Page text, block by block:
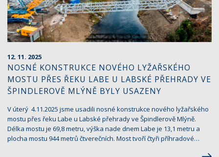
12. 11. 2025
NOSNÉ KONSTRUKCE NOVÉHO LYŽAŘSKÉHO
MOSTU PŘES ŘEKU LABE U LABSKÉ PŘEHRADY VE
ŠPINDLEROVĚ MLÝNĚ BYLY USAZENY
V úterý 4.11.2025 jsme usadili nosné konstrukce nového lyžařského
mostu přes řeku Labe u Labské přehrady ve Špindlerově Mlýně.
Délka mostu je 69,8 metru, výška nade dnem Labe je 13,1 metru a
plocha mostu 944 metrů čtverečních. Most tvoří čtyři příhradové…